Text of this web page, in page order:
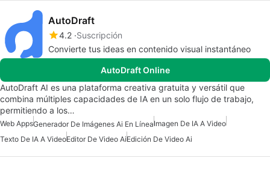
AutoDraft
4.2 Suscripción
Convierte tus ideas en contenido visual instantáneo
AutoDraft Online
AutoDraft AI es una plataforma creativa gratuita y versátil que
combina múltiples capacidades de IA en un solo flujo de trabajo,
permitiendo a los…
Web AppsGenerador De Imágenes Ai En LíneaImagen De IA A Video
Texto De IA A VideoEditor De Video AiEdición De Video Ai